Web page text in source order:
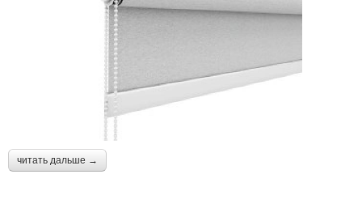
читать дальше →